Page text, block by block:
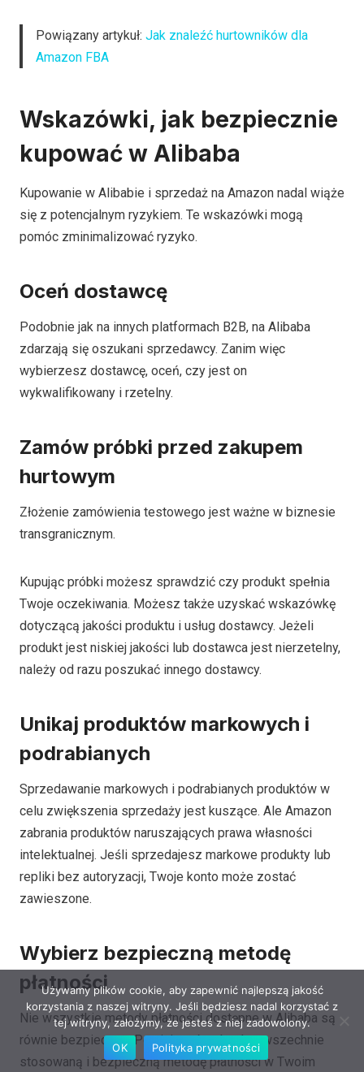
Powiązany artykuł: Jak znaleźć hurtowników dla
Amazon FBA
Wskazówki, jak bezpiecznie
kupować w Alibaba
Kupowanie w Alibabie i sprzedaż na Amazon nadal wiąże
się z potencjalnym ryzykiem. Te wskazówki mogą
pomóc zminimalizować ryzyko.
Oceń dostawcę
Podobnie jak na innych platformach B2B, na Alibaba
zdarzają się oszukani sprzedawcy. Zanim więc
wybierzesz dostawcę, oceń, czy jest on
wykwalifikowany i rzetelny.
Zamów próbki przed zakupem
hurtowym
Złożenie zamówienia testowego jest ważne w biznesie
transgranicznym.
Kupując próbki możesz sprawdzić czy produkt spełnia
Twoje oczekiwania. Możesz także uzyskać wskazówkę
dotyczącą jakości produktu i usług dostawcy. Jeżeli
produkt jest niskiej jakości lub dostawca jest nierzetelny,
należy od razu poszukać innego dostawcy.
Unikaj produktów markowych i
podrabianych
Sprzedawanie markowych i podrabianych produktów w
celu zwiększenia sprzedaży jest kuszące. Ale Amazon
zabrania produktów naruszających prawa własności
intelektualnej. Jeśli sprzedajesz markowe produkty lub
repliki bez autoryzacji, Twoje konto może zostać
zawieszone.
Wybierz bezpieczną metodę
płatności
Nie wszystkie metody płatności dostępne w Alibaba są
równie bezpieczne. Powinieneś wybrać powszechnie
stosowaną i bezpieczną metodę płatności w Twoim
Używamy plików cookie, aby zapewnić najlepszą jakość
korzystania z naszej witryny. Jeśli będziesz nadal korzystać z
tej witryny, założymy, że jesteś z niej zadowolony.
OK
Polityka prywatności